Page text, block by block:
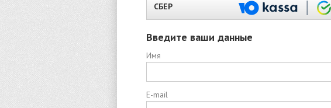
СБЕР
Введите ваши данные
Имя
E-mail